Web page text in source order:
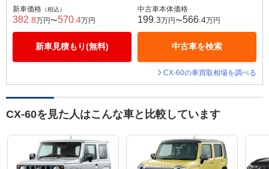
新車価格 （税込）
382 .8万円〜570 .4万円
新車見積もり(無料)
中古車本体価格
199 .3万円〜566 .4万円
中古車を検索
CX-60の車買取相場を調べる
CX-60を見た人はこんな車と比較しています